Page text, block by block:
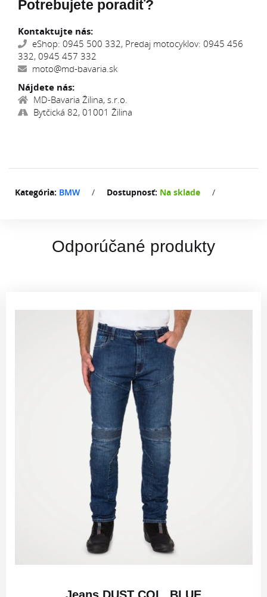
Potrebujete poradiť?
Kontaktujte nás:
eShop: 0945 500 332, Predaj motocyklov: 0945 456
332, 0945 457 332
moto@md-bavaria.sk
Nájdete nás:
MD-Bavaria Žilina, s.r.o.
Bytčická 82, 01001 Žilina
Kategória: BMW / Dostupnosť: Na sklade /
Odporúčané produkty